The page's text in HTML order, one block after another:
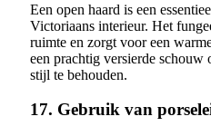
Een open haard is een
Victoriaans interieur. Het
ruimte en zorgt voor een
een prachtig versierde schouw
stijl te behouden.
17. Gebruik van